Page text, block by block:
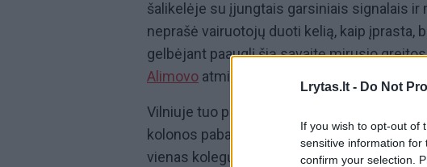
Lrytas.lt - Do Not
If you wish to opt-out of
sensitive information
confirm your selection.
šalikelėje su įjungtais garsiniais signalais
neprašė vairuotojų duoti kelią, kaip įprasta,
gelbėjant paauglį šią savaitę mirusio
Alimovo atminimas.
Vilniuje tuo pat metu į paskutinį kelionę
kolonos pabaigoje mirgėjo dviejų
vienas kolegų pagarbos ženklas. D.